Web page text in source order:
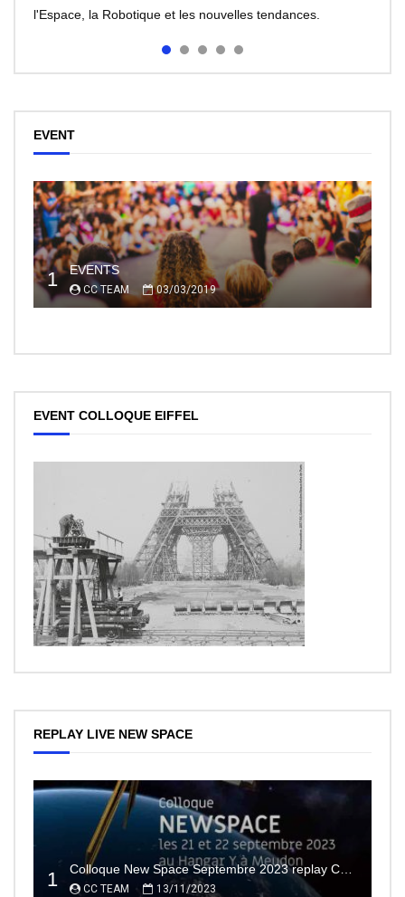
l'Espace, la Robotique et les nouvelles tendances.
EVENT
1 EVENTS
CC TEAM 03/03/2019
EVENT COLLOQUE EIFFEL
REPLAY LIVE NEW SPACE
1 CC TEAM 13/11/2023